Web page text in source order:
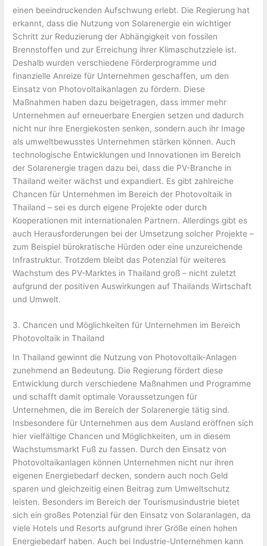
einen beeindruckenden Aufschwung erlebt. Die Regierung hat
erkannt, dass die Nutzung von Solarenergie ein wichtiger
Schritt zur Reduzierung der Abhängigkeit von fossilen
Brennstoffen und zur Erreichung ihrer Klimaschutzziele ist.
Deshalb wurden verschiedene Förderprogramme und
finanzielle Anreize für Unternehmen geschaffen, um den
Einsatz von Photovoltaikanlagen zu fördern. Diese
Maßnahmen haben dazu beigetragen, dass immer mehr
Unternehmen auf erneuerbare Energien setzen und dadurch
nicht nur ihre Energiekosten senken, sondern auch ihr Image
als umweltbewusstes Unternehmen stärken können. Auch
technologische Entwicklungen und Innovationen im Bereich
der Solarenergie tragen dazu bei, dass die PV-Branche in
Thailand weiter wächst und expandiert. Es gibt zahlreiche
Chancen für Unternehmen im Bereich der Photovoltaik in
Thailand – sei es durch eigene Projekte oder durch
Kooperationen mit internationalen Partnern. Allerdings gibt es
auch Herausforderungen bei der Umsetzung solcher Projekte –
zum Beispiel bürokratische Hürden oder eine unzureichende
Infrastruktur. Trotzdem bleibt das Potenzial für weiteres
Wachstum des PV-Marktes in Thailand groß – nicht zuletzt
aufgrund der positiven Auswirkungen auf Thailands Wirtschaft
und Umwelt.
3. Chancen und Möglichkeiten für Unternehmen im Bereich
Photovoltaik in Thailand
In Thailand gewinnt die Nutzung von Photovoltaik-Anlagen
zunehmend an Bedeutung. Die Regierung fördert diese
Entwicklung durch verschiedene Maßnahmen und Programme
und schafft damit optimale Voraussetzungen für
Unternehmen, die im Bereich der Solarenergie tätig sind.
Insbesondere für Unternehmen aus dem Ausland eröffnen sich
hier vielfältige Chancen und Möglichkeiten, um in diesem
Wachstumsmarkt Fuß zu fassen. Durch den Einsatz von
Photovoltaikanlagen können Unternehmen nicht nur ihren
eigenen Energiebedarf decken, sondern auch noch Geld
sparen und gleichzeitig einen Beitrag zum Umweltschutz
leisten. Besonders im Bereich der Tourismusindustrie bietet
sich ein großes Potenzial für den Einsatz von Solaranlagen, da
viele Hotels und Resorts aufgrund ihrer Größe einen hohen
Energiebedarf haben. Auch bei Industrie-Unternehmen kann